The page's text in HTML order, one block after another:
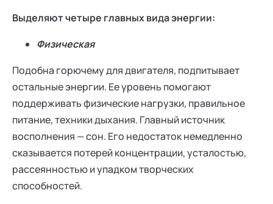
Выделяют четыре главных вида энергии:
Физическая
Подобна горючему для двигателя, подпитывает
остальные энергии. Ее уровень помогают
поддерживать физические нагрузки, правильное
питание, техники дыхания. Главный источник
восполнения — сон. Его недостаток немедленно
сказывается потерей концентрации, усталостью,
рассеянностью и упадком творческих
способностей.